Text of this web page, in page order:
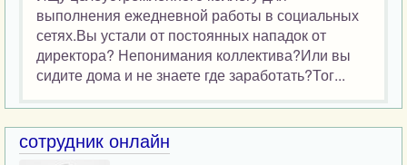
выполнения ежедневной работы в социальных
сетях.Вы устали от постоянных нападок от
директора? Непонимания коллектива?Или вы
сидите дома и не знаете где заработать?Тог...
сотрудник онлайн